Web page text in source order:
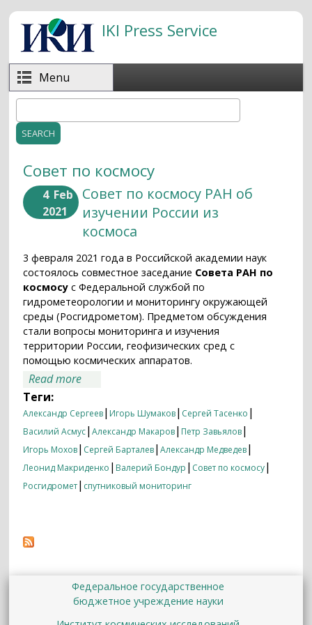
Skip to main content
IKI Press Service
Menu
Search form
Совет по космосу
4 Feb
2021
Совет по космосу РАН об
изучении России из
космоса
3 февраля 2021 года в Российской академии наук
состоялось совместное заседание Совета РАН по
космосу с Федеральной службой по
гидрометеорологии и мониторингу окружающей
среды (Росгидрометом). Предметом обсуждения
стали вопросы мониторинга и изучения
территории России, геофизических сред с
помощью космических аппаратов.
Read more
Теги:
Александр Сергеев| Игорь Шумаков| Сергей Тасенко |
Василий Асмус|Александр Макаров| Петр Завьялов|
Игорь Мохов| Сергей Барталев|Александр Медведев|
Леонид Макриденко | Валерий Бондур | Совет по космосу|
Росгидромет| спутниковый мониторинг
Федеральное государственное
бюджетное учреждение науки